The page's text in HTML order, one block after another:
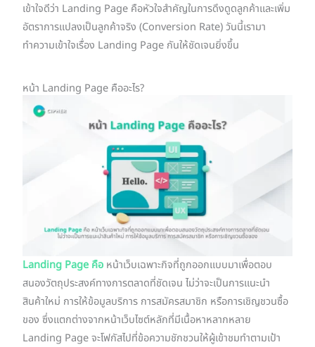
เข้าใจดีว่า Landing Page คือหัวใจสำคัญในการดึงดูดลูกค้าและเพิ่ม
อัตราการแปลงเป็นลูกค้าจริง (Conversion Rate) วันนี้เรามา
ทำความเข้าใจเรื่อง Landing Page กันให้ชัดเจนยิ่งขึ้น
หน้า Landing Page คืออะไร?
Landing Page คือ หน้าเว็บเฉพาะกิจที่ถูกออกแบบมาเพื่อตอบ
สนองวัตถุประสงค์ทางการตลาดที่ชัดเจน ไม่ว่าจะเป็นการแนะนำ
สินค้าใหม่ การให้ข้อมูลบริการ การสมัครสมาชิก หรือการเชิญชวนซื้อ
ของ ซึ่งแตกต่างจากหน้าเว็บไซต์หลักที่มีเนื้อหาหลากหลาย
Landing Page จะโฟกัสไปที่ข้อความชักชวนให้ผู้เข้าชมทำตามเป้า